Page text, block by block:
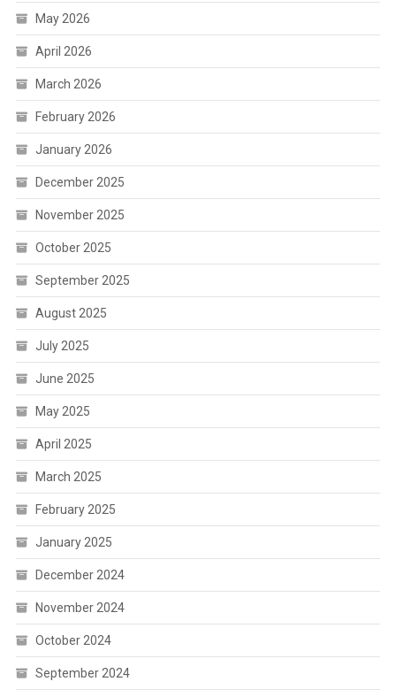
May 2026
April 2026
March 2026
February 2026
January 2026
December 2025
November 2025
October 2025
September 2025
August 2025
July 2025
June 2025
May 2025
April 2025
March 2025
February 2025
January 2025
December 2024
November 2024
October 2024
September 2024